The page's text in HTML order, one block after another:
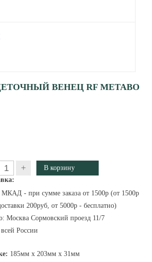
ВЕНЕЦ RF METABO
+
МКАД - при сумме заказа от 1500р (от 1500р
200руб, от 5000р - бесплатно)
Москва Сормовский проезд 11/7
России
185мм x 203мм x 31мм